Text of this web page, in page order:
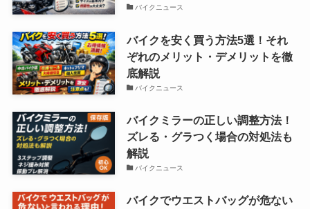
バイクニュース
バイクを安く買う方法5選！それ
ぞれのメリット・デメリットを徹
底解説
バイクニュース
バイクミラーの正しい調整方法！
ズレる・グラつく場合の対処法も
解説
バイクニュース
バイクでウエストバッグが危ない